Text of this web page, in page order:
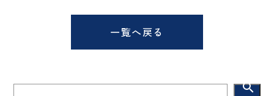
一覧へ戻る
search